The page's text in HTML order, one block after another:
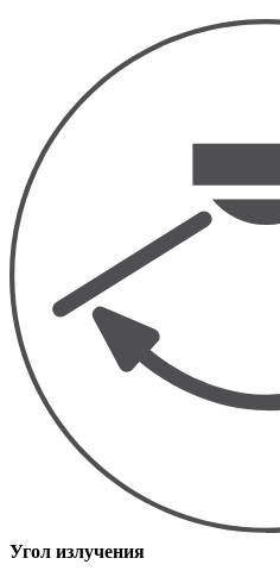
Угол излучения